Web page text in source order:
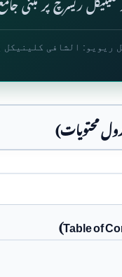
ریسرچ پر مبنی جامع
ریویو: الشافی کلینیکل
محتویات)